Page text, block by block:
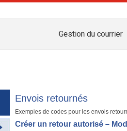
Gestion du courrier
Envois retournés
Exemples de codes pour les envois
Créer un retour autorisé –